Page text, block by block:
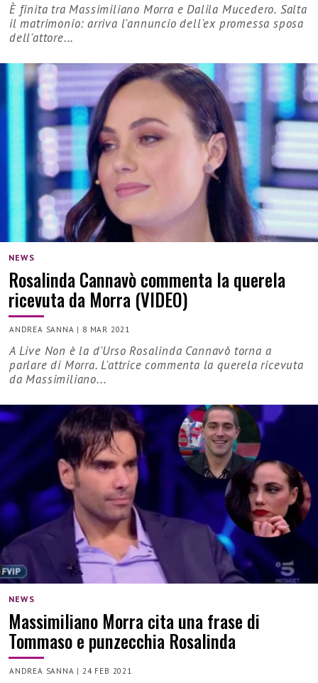
È finita tra Massimiliano Morra e Dalila Mucedero. Salta
il matrimonio: arriva l'annuncio dell'ex promessa sposa
dell'attore...
NEWS
Rosalinda Cannavò commenta la querela
ricevuta da Morra (VIDEO)
ANDREA SANNA | 8 MAR 2021
A Live Non è la d'Urso Rosalinda Cannavò torna a
parlare di Morra. L'attrice commenta la querela ricevuta
da Massimiliano...
NEWS
Massimiliano Morra cita una frase di
Tommaso e punzecchia Rosalinda
ANDREA SANNA | 24 FEB 2021